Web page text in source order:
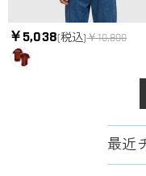
￥5,038(税込)￥10,800
最近